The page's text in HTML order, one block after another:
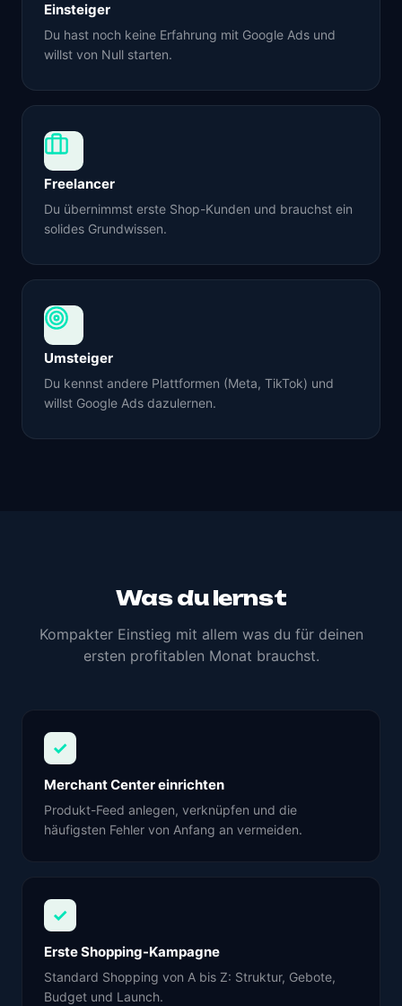
Einsteiger
Du hast noch keine Erfahrung mit Google Ads und
willst von Null starten.
Freelancer
Du übernimmst erste Shop-Kunden und brauchst ein
solides Grundwissen.
Umsteiger
Du kennst andere Plattformen (Meta, TikTok) und
willst Google Ads dazulernen.
Was du lernst
Kompakter Einstieg mit allem was du für deinen
ersten profitablen Monat brauchst.
✓
Merchant Center einrichten
Produkt-Feed anlegen, verknüpfen und die
häufigsten Fehler von Anfang an vermeiden.
✓
Erste Shopping-Kampagne
Standard Shopping von A bis Z: Struktur, Gebote,
Budget und Launch.